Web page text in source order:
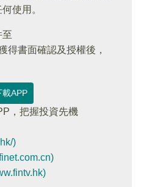
使用。
至
獲得書面確認及授權後，
載APP
，把握投資先機
)